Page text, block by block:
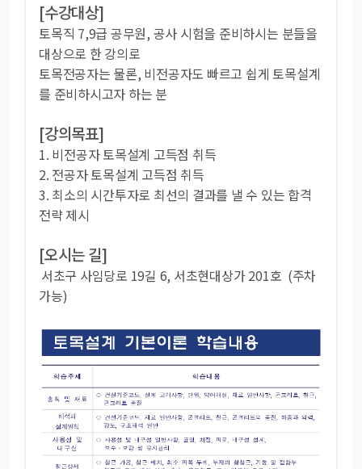
[수강대상]
토목직 7,9급 공무원, 공사 시험을 준비하시는 분들을
대상으로 한 강의로
토목전공자는 물론, 비전공자도 빠르고 쉽게 토목설계
를 준비하시고자 하는 분
[강의목표]
1. 비전공자 토목설계 고득점 취득
2. 전공자 토목설계 고득점 취득
3. 최소의 시간투자로 최선의 결과를 낼 수 있는 합격
전략 제시
[오시는 길]
서초구 사임당로 19길 6, 서초현대상가 201호 (주차
가능)